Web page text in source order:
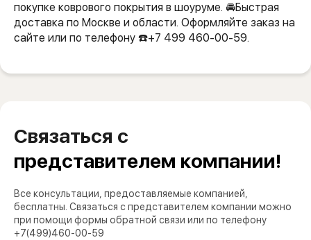
покупке коврового покрытия в шоуруме. 🚘Быстрая
доставка по Москве и области. Оформляйте заказ на
сайте или по телефону ☎️+7 499 460-00-59.
Связаться с
представителем компании!
Все консультации, предоставляемые компанией,
бесплатны. Связаться с представителем компании можно
при помощи формы обратной связи или по телефону
+7(499)460-00-59